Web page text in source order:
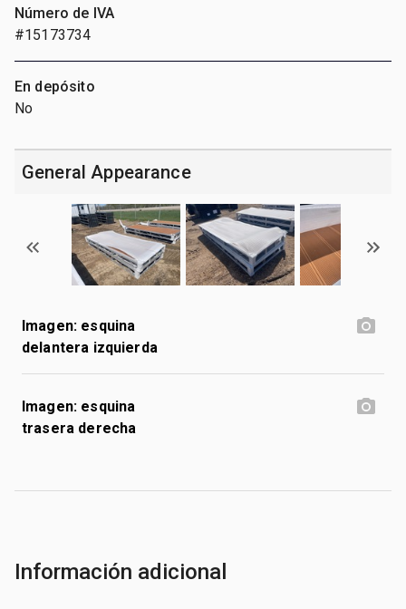
Número de IVA
#15173734
En depósito
No
General Appearance
Imagen: esquina
delantera izquierda
Imagen: esquina
trasera derecha
Información adicional